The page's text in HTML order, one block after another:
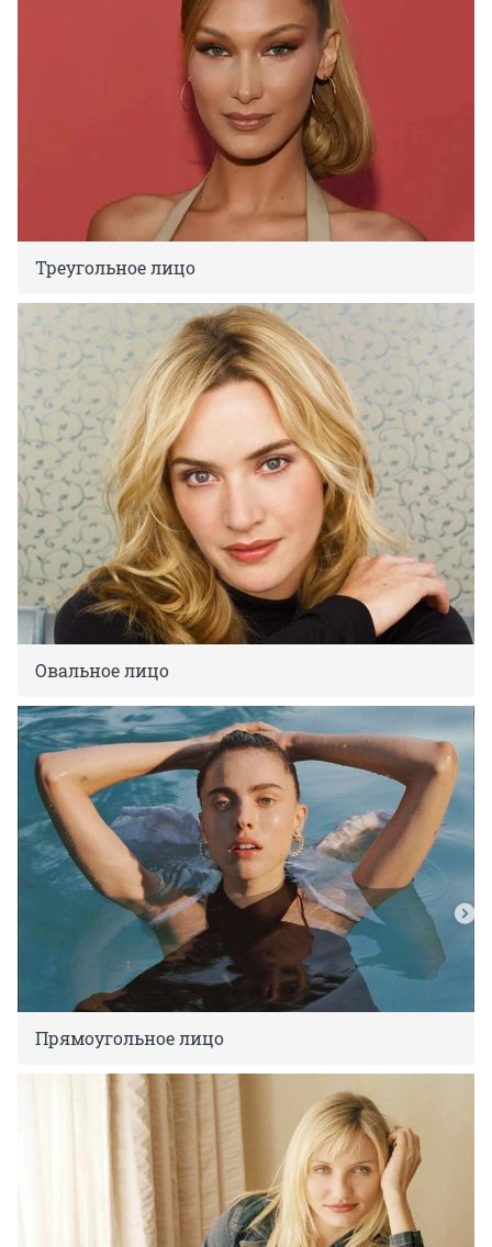
Треугольное лицо
Овальное лицо
Прямоугольное лицо